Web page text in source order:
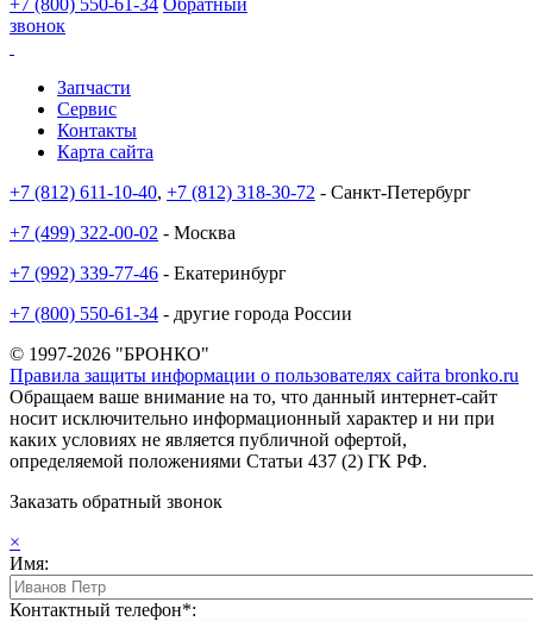
звонок
Запчасти
Сервис
Контакты
Карта сайта
+7 (812) 611-10-40, +7 (812) 318-30-72 - Санкт-Петербург
+7 (499) 322-00-02 - Москва
+7 (992) 339-77-46 - Екатеринбург
+7 (800) 550-61-34 - другие города России
© 1997-2026 "БРОНКО"
Правила защиты информации о пользователях сайта bronko.ru
Обращаем ваше внимание на то, что данный интернет-сайт
носит исключительно информационный характер и ни при
каких условиях не является публичной офертой,
определяемой положениями Статьи 437 (2) ГК РФ.
Заказать обратный звонок
×
Имя:
Контактный телефон*: